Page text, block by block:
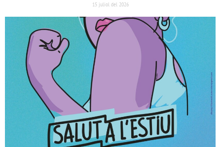
15 juliol del 2026